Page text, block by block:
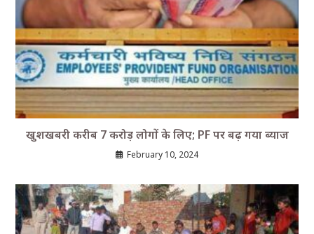
खुशखबरी करीब 7 करोड़ लोगों के लिए; PF पर बढ़ गया ब्‍याज
February 10, 2024